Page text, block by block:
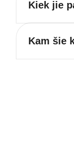
Kiek jie
Kam šie